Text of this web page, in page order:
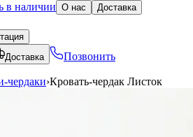
в наличии О нас
Доставка
Доставка Позвонить
чердаки›Кровать-чердак Листок